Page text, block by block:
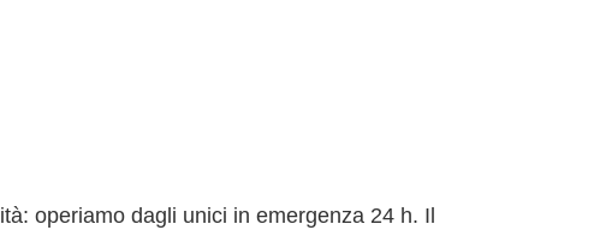
operiamo dagli unici in emergenza 24 h. Il